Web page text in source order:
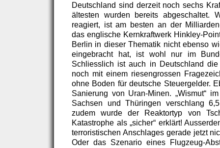
Deutschland sind derzeit noch sechs
ältesten wurden bereits abgeschaltet.
reagiert, ist am besten an der
das englische Kernkraftwerk Hinkley-
Berlin in dieser Thematik nicht ebenso
eingebracht hat, ist wohl nur im
Schliesslich ist auch in Deutschland die
noch mit einem riesengrossen
ohne Boden für deutsche Steuergelder.
Sanierung von Uran-Minen. „Wismut“
Sachsen und Thüringen verschlang
zudem wurde der Reaktortyp von
Katastrophe als „sicher“ erklärt!
terroristischen Anschlages gerade jetzt
Oder das Szenario eines Flugzeug-